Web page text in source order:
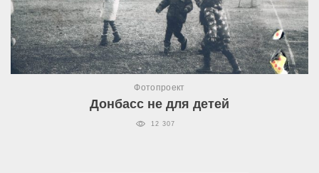
Фотопроект
Донбасс не для детей
12 307